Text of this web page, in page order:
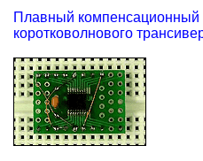
Плавный компенсационный
коротковолнового